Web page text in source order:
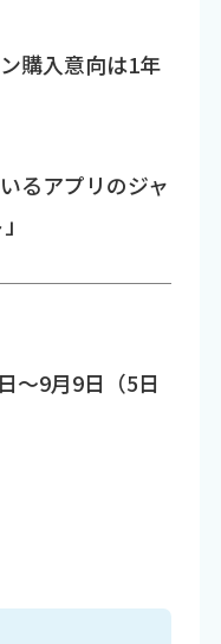
購入意向は1年
るアプリのジャ
～9月9日（5日